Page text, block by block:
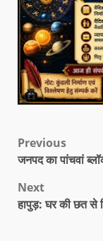
Previous
जनपद का पांचवां
Next
हापुड़: घर की छत से